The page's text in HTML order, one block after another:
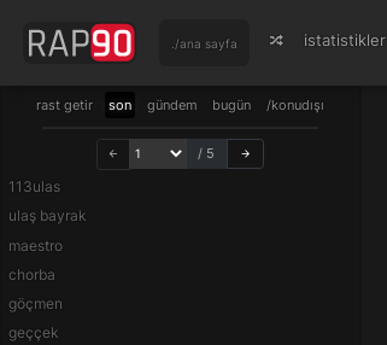
rast getir son gündem bugün /konudışı
/ 5
113ulas
ulaş bayrak
maestro
chorba
göçmen
geççek
./ana sayfa istatistikler